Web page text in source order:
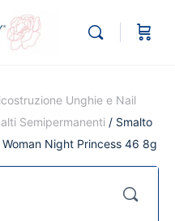
Unghie e Nail
Semipermanenti / Smalto
Night Princess 46 8g
🔍